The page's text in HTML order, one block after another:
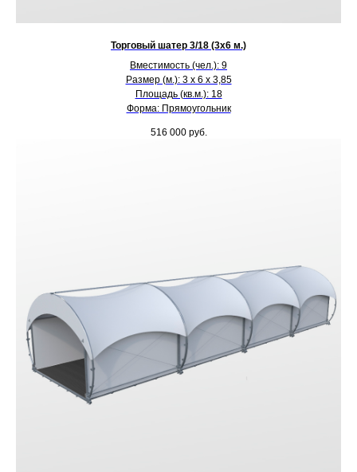
Торговый шатер 3/18 (3х6 м.)
Вместимость (чел.): 9
Размер (м.): 3 х 6 х 3,85
Площадь (кв.м.): 18
Форма: Прямоугольник
516 000 руб.